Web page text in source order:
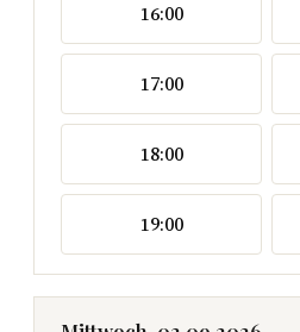
16:00
17:00
18:00
19:00